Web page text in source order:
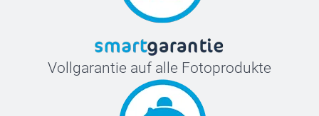
Vollgarantie auf alle Fotoprodukte